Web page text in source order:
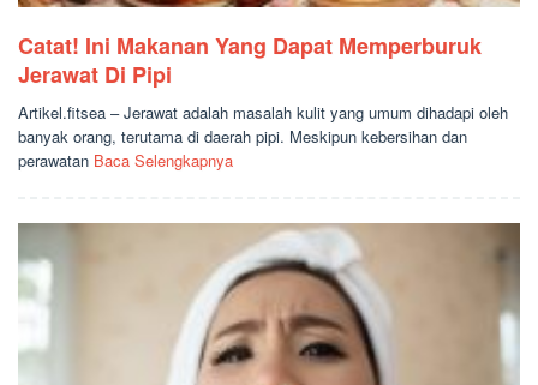
Catat! Ini Makanan Yang Dapat Memperburuk
Jerawat Di Pipi
Artikel.fitsea – Jerawat adalah masalah kulit yang umum dihadapi oleh
banyak orang, terutama di daerah pipi. Meskipun kebersihan dan
perawatan Baca Selengkapnya